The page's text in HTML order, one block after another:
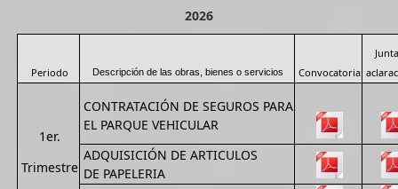
2026
Periodo Descripción de las obras, bienes o servicios Convocatoria
1er.
Trimestre
CONTRATACIÓN DE SEGUROS PARA
EL PARQUE VEHICULAR
ADQUISICIÓN DE ARTICULOS
DE PAPELERIA